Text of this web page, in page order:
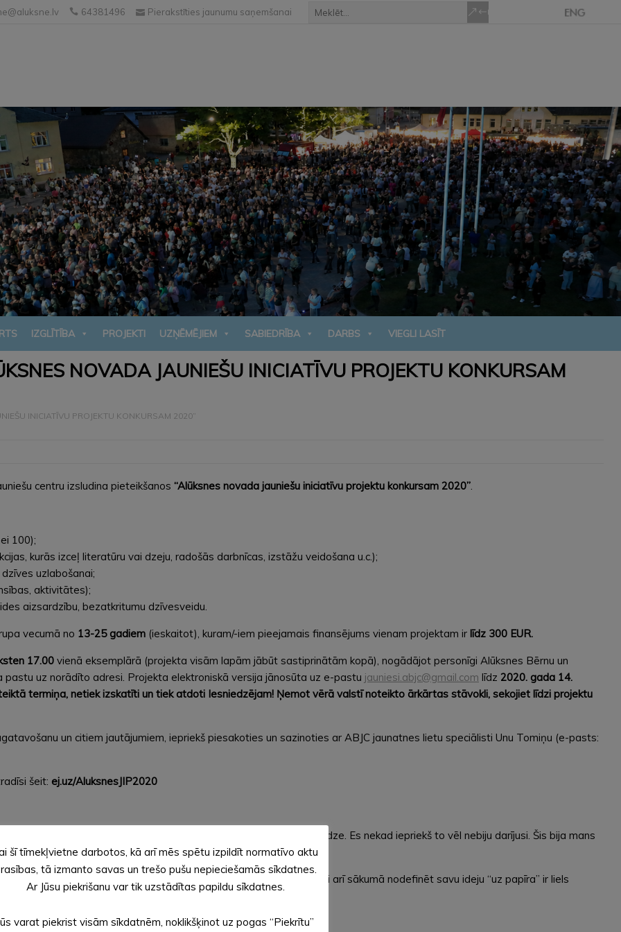
64381496 Pierakstīties jaunumu saņemšanai
IZGLĪTĪBA PROJEKTI UZŅĒMĒJIEM SABIEDRĪBA DARBS VIEGLI LASĪT
NOVADA JAUNIEŠU INICIATĪVU PROJEKTU KONKURSAM
INICIATĪVU PROJEKTU KONKURSAM 2020”
centru izsludina pieteikšanos “Alūksnes novada jauniešu iniciatīvu projektu konkursam 2020”.
100);
kurās izceļ literatūru vai dzeju, radošās darbnīcas, izstāžu veidošana u.c.);
uzlabošanai;
aktivitātes);
aizsardzību, bezatkritumu dzīvesveidu.
vecumā no 13-25 gadiem (ieskaitot), kuram/-iem pieejamais finansējums vienam projektam ir līdz 300 EUR.
17.00 vienā eksemplārā (projekta visām lapām jābūt sastiprinātām kopā), nogādājot personīgi Alūksnes Bērnu un
uz norādīto adresi. Projekta elektroniskā versija jānosūta uz e-pastu jauniesi.abjc@gmail.com līdz 2020. gada 14.
termiņa, netiek izskatīti un tiek atdoti Iesniedzējam! Ņemot vērā valstī noteikto ārkārtas stāvokli, sekojiet līdzi projektu
un citiem jautājumiem, iepriekš piesakoties un sazinoties ar ABJC jaunatnes lietu speciālisti Unu Tomiņu (e-pasts:
šeit: ej.uz/AluksnesJIP2020
“Pats lielākais ieguvums rakstot šo projektu viennozīmīgi ir pieredze. Es nekad iepriekš to vēl nebiju darījusi. Šis bija mans
projekts ir lielisks atspēriena punkts ieceru realizācijai pagastos, lai arī sākumā nodefinēt savu ideju “uz papīra” ir liels
sajūtu!”
šī tīmekļvietne darbotos, kā arī mēs spētu izpildīt normatīvo aktu
tā izmanto savas un trešo pušu nepieciešamās sīkdatnes.
Ar Jūsu piekrišanu var tik uzstādītas papildu sīkdatnes.
varat piekrist visām sīkdatnēm, noklikšķinot uz pogas “Piekrītu”